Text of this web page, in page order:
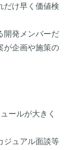
だけ早く価値検
開発メンバーだ
が企画や施策の
ールが大きく
ジュアル面談等